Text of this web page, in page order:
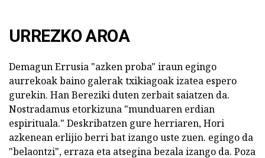
URREZKO AROA
Demagun Errusia "azken proba" iraun egingo
aurrekoak baino galerak txikiagoak izatea espero
gurekin. Han Bereziki duten zerbait saiatzen da.
Nostradamus etorkizuna "munduaren erdian
espirituala." Deskribatzen gure herriaren, Hori
azkenean erlijio berri bat izango uste zuen. egingo da
"belaontzi", erraza eta atsegina bezala izango da. Poza